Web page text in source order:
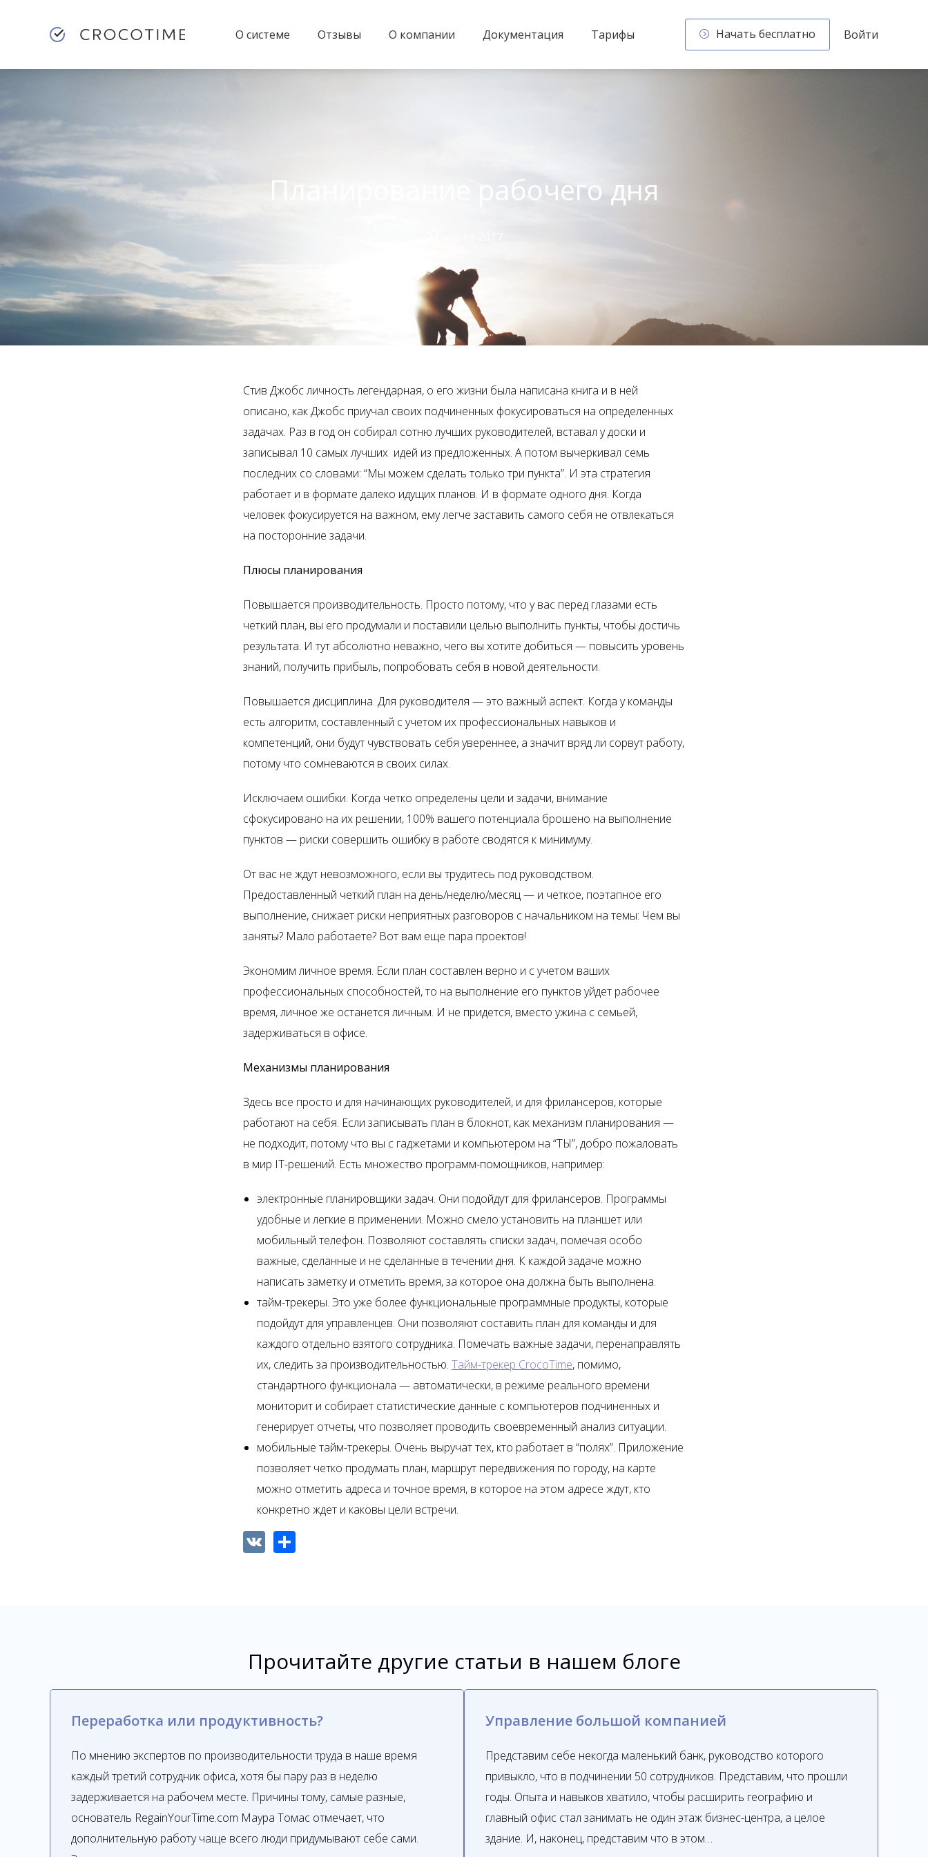
О системе Отзывы О компании Документация Тарифы Начать бесплатно Войти
Планирование рабочего дня
Стив Джобс личность легендарная, о его жизни была написана книга и в ней
описано, как Джобс приучал своих подчиненных фокусироваться на определенных
задачах. Раз в год он собирал сотню лучших руководителей, вставал у доски и
записывал 10 самых лучших идей из предложенных. А потом вычеркивал семь
последних со словами: “Мы можем сделать только три пункта”. И эта стратегия
работает и в формате далеко идущих планов. И в формате одного дня. Когда
человек фокусируется на важном, ему легче заставить самого себя не отвлекаться
на посторонние задачи.
Плюсы планирования
Повышается производительность. Просто потому, что у вас перед глазами есть
четкий план, вы его продумали и поставили целью выполнить пункты, чтобы достичь
результата. И тут абсолютно неважно, чего вы хотите добиться — повысить уровень
знаний, получить прибыль, попробовать себя в новой деятельности.
Повышается дисциплина. Для руководителя — это важный аспект. Когда у команды
есть алгоритм, составленный с учетом их профессиональных навыков и
компетенций, они будут чувствовать себя увереннее, а значит вряд ли сорвут работу,
потому что сомневаются в своих силах.
Исключаем ошибки. Когда четко определены цели и задачи, внимание
сфокусировано на их решении, 100% вашего потенциала брошено на выполнение
пунктов — риски совершить ошибку в работе сводятся к минимуму.
От вас не ждут невозможного, если вы трудитесь под руководством.
Предоставленный четкий план на день/неделю/месяц — и четкое, поэтапное его
выполнение, снижает риски неприятных разговоров с начальником на темы: Чем вы
заняты? Мало работаете? Вот вам еще пара проектов!
Экономим личное время. Если план составлен верно и с учетом ваших
профессиональных способностей, то на выполнение его пунктов уйдет рабочее
время, личное же останется личным. И не придется, вместо ужина с семьей,
задерживаться в офисе.
Механизмы планирования
Здесь все просто и для начинающих руководителей, и для фрилансеров, которые
работают на себя. Если записывать план в блокнот, как механизм планирования —
не подходит, потому что вы с гаджетами и компьютером на “ТЫ”, добро пожаловать
в мир IT-решений. Есть множество программ-помощников, например:
электронные планировщики задач. Они подойдут для фрилансеров. Программы
удобные и легкие в применении. Можно смело установить на планшет или
мобильный телефон. Позволяют составлять списки задач, помечая особо
важные, сделанные и не сделанные в течении дня. К каждой задаче можно
написать заметку и отметить время, за которое она должна быть выполнена.
тайм-трекеры. Это уже более функциональные программные продукты, которые
подойдут для управленцев. Они позволяют составить план для команды и для
каждого отдельно взятого сотрудника. Помечать важные задачи, перенаправлять
их, следить за производительностью. Тайм-трекер CrocoTime, помимо,
стандартного функционала — автоматически, в режиме реального времени
мониторит и собирает статистические данные с компьютеров подчиненных и
генерирует отчеты, что позволяет проводить своевременный анализ ситуации.
мобильные тайм-трекеры. Очень выручат тех, кто работает в “полях”. Приложение
позволяет четко продумать план, маршрут передвижения по городу, на карте
можно отметить адреса и точное время, в которое на этом адресе ждут, кто
конкретно ждет и каковы цели встречи.
VK Share
Прочитайте другие статьи в нашем блоге
Переработка или продуктивность?
По мнению экспертов по производительности труда в наше время
каждый третий сотрудник офиса, хотя бы пару раз в неделю
задерживается на рабочем месте. Причины тому, самые разные,
основатель RegainYourTime.com Маура Томас отмечает, что
дополнительную работу чаще всего люди придумывают себе сами.
Управление большой компанией
Представим себе некогда маленький банк, руководство которого
привыкло, что в подчинении 50 сотрудников. Представим, что прошли
годы. Опыта и навыков хватило, чтобы расширить географию и
главный офис стал занимать не один этаж бизнес-центра, а целое
здание. И, наконец, представим что в этом…